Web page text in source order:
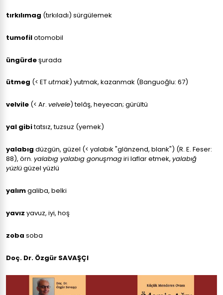
tırkılımag (tırkıladı) sürgülemek
tumofilotomobil
üngürdeşurada
ütmeg (< ETutmak) yutmak, kazanmak (Banguoğlu: 67)
velvile (< Ar. velvele) telâş, heyecan; gürültü
yal gibitatsız, tuzsuz (yemek)
yalabıg düzgün, güzel (< yalabık "glänzend, blank") (R. E. Feser:
88), örn. yalabıg yalabıg gonuşmagiri laflar etmek, yalabığ
yüzlügüzel yüzlü
yalımgaliba, belki
yavız yavuz, iyi, hoş
zoba soba
Doç. Dr. Özgür SAVAŞÇI